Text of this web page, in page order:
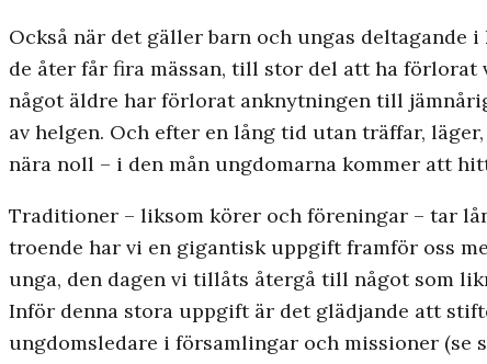
Också när det gäller barn och ungas deltagande
de åter får fira mässan, till stor del att ha förlorat
något äldre har förlorat anknytningen till
av helgen. Och efter en lång tid utan träffar,
nära noll – i den mån ungdomarna kommer att
Traditioner – liksom körer och föreningar – tar
troende har vi en gigantisk uppgift framför oss
unga, den dagen vi tillåts återgå till något som
Inför denna stora uppgift är det glädjande att
ungdomsledare i församlingar och missioner (se